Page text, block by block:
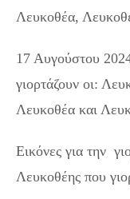
Λευκοθέα,
17 Αυγούστου
γιορτάζουν οι:
Λευκοθέα και
Εικόνες για την
Λευκοθέης που